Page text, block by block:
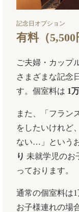
記念日オプション
有料（5,500
ご夫婦・カップ
さまざまな記念
す。個室料は 1
また、「フラン
をしたいけれど
ない…」という
り 未就学児のお
っております。
通常の個室料は
お子様連れの場